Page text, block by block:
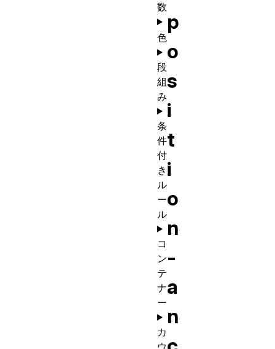
p
o
s
i
t
i
o
n
-
a
n
数
色
段
組
み
条
件
付
き
ル
ー
ル
コ
ン
テ
ナ
ー
カ
ウ